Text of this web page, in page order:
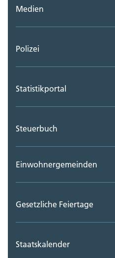
Medien
Polizei
Statistikportal
Steuerbuch
Einwohnergemeinden
Gesetzliche Feiertage
Staatskalender